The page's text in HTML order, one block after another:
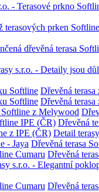
Dřevěná
Dřevěná
Dřevěná
Detail
Dřevěná terasa
Dřevěná
Dřevěná